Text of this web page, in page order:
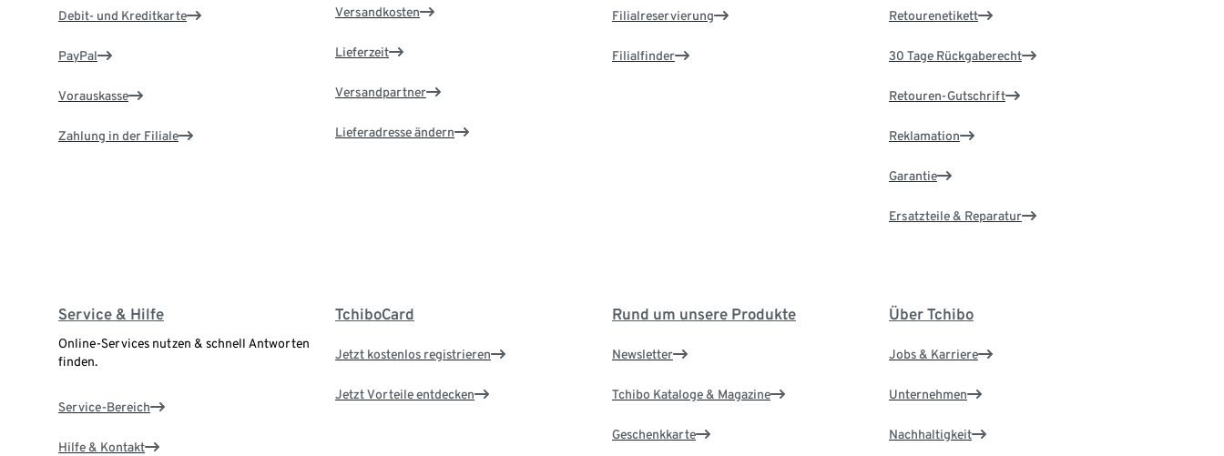
Debit- und Kreditkarte
PayPal
Vorauskasse
Zahlung in der Filiale
Versandkosten
Lieferzeit
Versandpartner
Lieferadresse ändern
Filialreservierung
Filialfinder
Retourenetikett
30 Tage Rückgaberecht
Retouren-Gutschrift
Reklamation
Garantie
Ersatzteile & Reparatur
Service & Hilfe
Online-Services nutzen & schnell Antworten
finden.
Service-Bereich
Hilfe & Kontakt
TchiboCard
Jetzt kostenlos registrieren
Jetzt Vorteile entdecken
Rund um unsere Produkte
Newsletter
Tchibo Kataloge & Magazine
Geschenkkarte
Über Tchibo
Jobs & Karriere
Unternehmen
Nachhaltigkeit